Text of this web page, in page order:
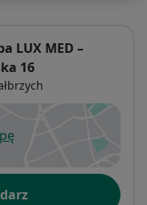
LUX MED –
16
się w nowej karcie